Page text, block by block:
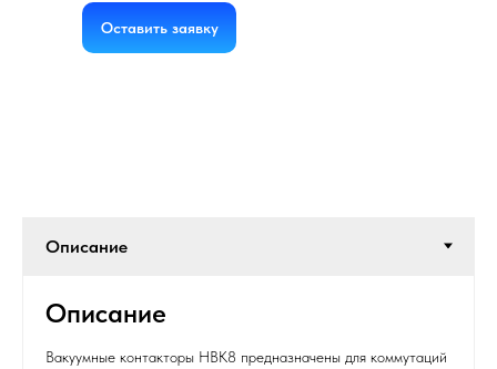
Оставить заявку
Описание
Вакуумные контакторы НВК8 предназначены для коммутаций